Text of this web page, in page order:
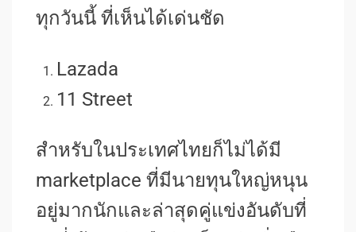
ทุกวันนี้ ที่เห็นได้เด่นชัด
Lazada
11 Street
สำหรับในประเทศไทยก็ไม่ได้มี
marketplace ที่มีนายทุนใหญ่หนุน
อยู่มากนักและล่าสุดคู่แข่งอันดับที่